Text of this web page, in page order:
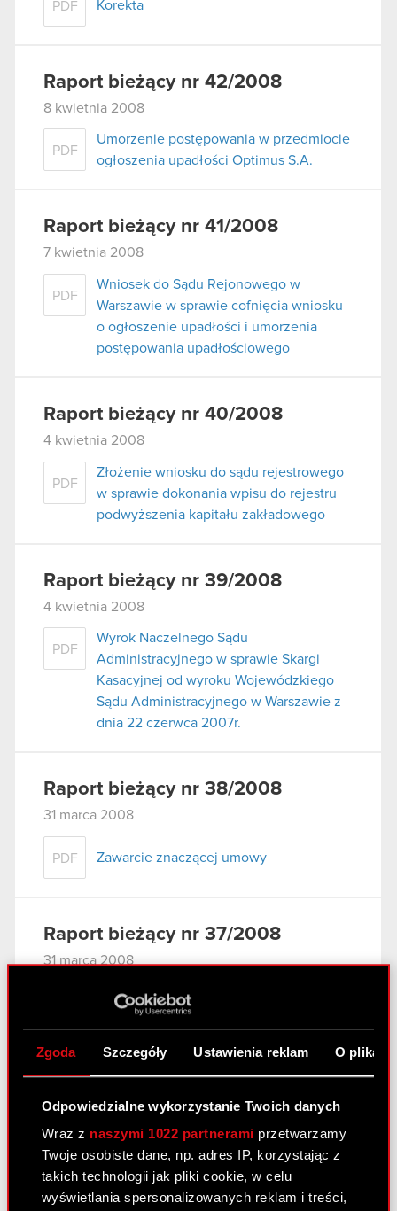
Zgoda Szczegóły Ustawienia reklam O
Odpowiedzialne wykorzystanie Twoich danych
Wraz z naszymi 1022 partnerami przetwarzamy
Twoje osobiste dane, np. adres IP, korzystając z
takich technologii jak pliki cookie, w celu
wyświetlania spersonalizowanych reklam i treści,
PDF Korekta
Raport bieżący nr 42/2008
8 kwietnia 2008
PDF
Umorzenie postępowania w przedmiocie
ogłoszenia upadłości Optimus S.A.
Raport bieżący nr 41/2008
7 kwietnia 2008
PDF
Wniosek do Sądu Rejonowego w
Warszawie w sprawie cofnięcia wniosku
o ogłoszenie upadłości i umorzenia
postępowania upadłościowego
Raport bieżący nr 40/2008
4 kwietnia 2008
PDF
Złożenie wniosku do sądu rejestrowego
w sprawie dokonania wpisu do rejestru
podwyższenia kapitału zakładowego
Raport bieżący nr 39/2008
4 kwietnia 2008
PDF
Wyrok Naczelnego Sądu
Administracyjnego w sprawie Skargi
Kasacyjnej od wyroku Wojewódzkiego
Sądu Administracyjnego w Warszawie z
dnia 22 czerwca 2007r.
Raport bieżący nr 38/2008
31 marca 2008
PDF Zawarcie znaczącej umowy
Raport bieżący nr 37/2008
31 marca 2008
Wniosek do Sądu Rejonowego w
Warszawie o odroczenie posiedzenia
Sądu
Raport bieżący nr 36/2008
27 marca 2008
PDF
Aneks nr 2 w sprawie prolongaty terminu
spłaty wierzytelności do Porozumienia z
11 października 2007 r. - zmiana